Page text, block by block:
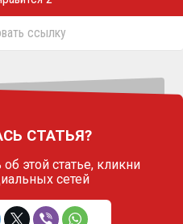
ссылку
СТАТЬЯ?
этой статье, кликни
сетей